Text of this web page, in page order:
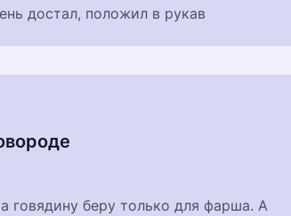
достал, положил в рукав
говядину беру только для фарша. А